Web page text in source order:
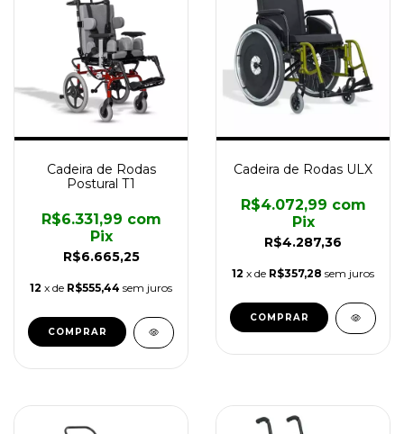
Cadeira de Rodas
Postural T1
R$6.665,25
R$6.331,99 com
Pix
12 x de R$555,44 sem juros
COMPRAR
Cadeira de Rodas ULX
R$4.287,36
R$4.072,99 com
Pix
12 x de R$357,28 sem juros
COMPRAR